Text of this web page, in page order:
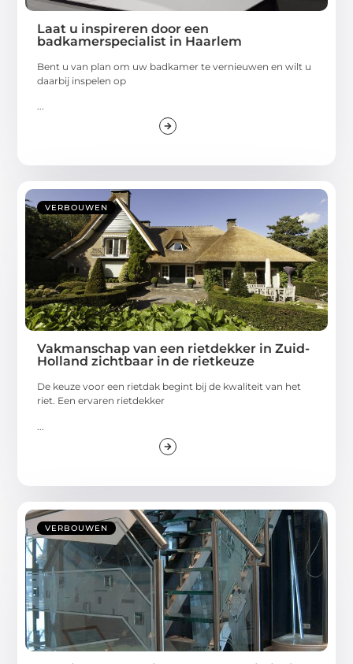
Laat u inspireren door een
badkamerspecialist in Haarlem
Bent u van plan om uw badkamer te vernieuwen en wilt u
daarbij inspelen op
...
VERBOUWEN
Vakmanschap van een rietdekker in Zuid-
Holland zichtbaar in de rietkeuze
De keuze voor een rietdak begint bij de kwaliteit van het
riet. Een ervaren rietdekker
VERBOUWEN